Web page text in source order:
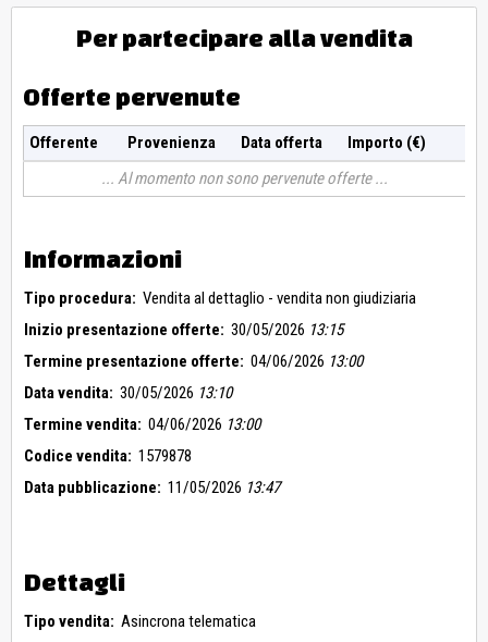
Per partecipare alla vendita
Offerte pervenute
Offerente Provenienza Data offerta
Importo (€)
Al momento non sono pervenute offerte
Informazioni
Tipo procedura: Vendita al dettaglio - vendita non giudiziaria
Inizio presentazione offerte: 30/05/2026 13:15
Termine presentazione offerte: 04/06/2026 13:00
Data vendita: 30/05/2026 13:10
Termine vendita: 04/06/2026 13:00
Codice vendita: 1579878
Data pubblicazione: 11/05/2026 13:47
Dettagli
Tipo vendita: Asincrona telematica